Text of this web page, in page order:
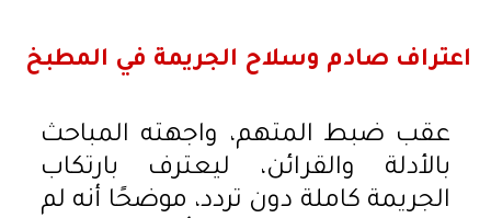
اعتراف صادم وسلاح الجريمة في المطبخ
عقب ضبط المتهم، واجهته المباحث
بالأدلة والقرائن، ليعترف بارتكاب
الجريمة كاملة دون تردد، موضحًا أنه لم